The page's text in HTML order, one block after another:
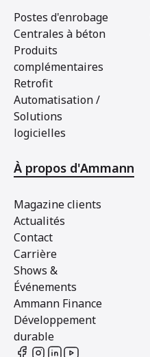
Postes d'enrobage
Centrales à béton
Produits
complémentaires
Retrofit
Automatisation /
Solutions
logicielles
À propos d'Ammann
Magazine clients
Actualités
Contact
Carrière
Shows &
Événements
Ammann Finance
Développement
durable